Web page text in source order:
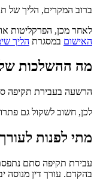
ברוב המקרים, הליך של
לאחר מכן, הפרקליטות
האישום במסגרת הליך
מה ההשלכות
הרשעה בעבירת תקיפה
לכן, חשוב לשקול גם
מתי לפנות לעורך
עבירת תקיפה סתם
בהקדם. עורך דין מנוסה